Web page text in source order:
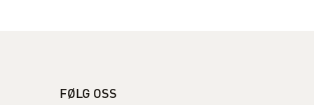
FØLG OSS